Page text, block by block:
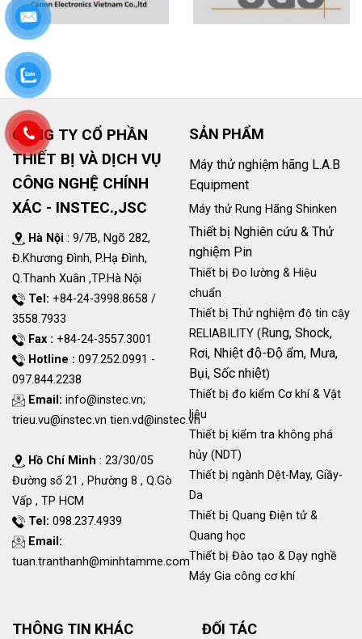
CÔNG TY CỔ PHẦN
THIẾT BỊ VÀ DỊCH VỤ
CÔNG NGHỆ CHÍNH
XÁC - INSTEC.,JSC
Hà Nội : 9/7B, Ngõ 282,
Đ.Khương Đình, P.Hạ Đình,
Q.Thanh Xuân ,TP.Hà Nội
Tel: +84-24-3998.8658 /
3558.7933
Fax : +84-24-3557.3001
Hotline : 097.252.0991 -
097.844.2238
Email: info@instec.vn;
trieu.vu@instec.vn tien.vd@instec.vn
Hồ Chí Minh : 23/30/05
Đường số 21 , Phường 8 , Q.Gò
Vấp , TP HCM
Tel: 098.237.4939
Email:
tuan.tranthanh@minhtamme.com
SẢN PHẨM
Máy thử nghiệm hãng L.A.B
Equipment
Máy thử Rung Hãng Shinken
Thiết bị Nghiên cứu & Thử
nghiệm Pin
Thiết bị Đo lường & Hiệu
chuẩn
Thiết bị Thử nghiệm độ tin cậy
RELIABILITY (Rung, Shock,
Rơi, Nhiệt độ-Độ ẩm, Mưa,
Bụi, Sốc nhiệt)
Thiết bị đo kiểm Cơ khí & Vật
liệu
Thiết bị kiểm tra không phá
hủy (NDT)
Thiết bị ngành Dệt-May, Giầy-
Da
Thiết bị Quang Điện tử &
Quang học
Thiết bị Đào tạo & Dạy nghề
Máy Gia công cơ khí
THÔNG TIN KHÁC ĐỐI TÁC